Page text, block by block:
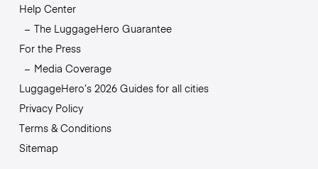
Help Center
The LuggageHero Guarantee
For the Press
Media Coverage
LuggageHero’s 2026 Guides for all cities
Privacy Policy
Terms & Conditions
Sitemap